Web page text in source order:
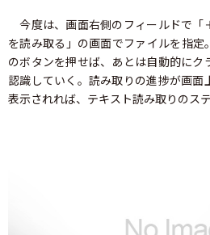
今度は、画面右側のフィールドで「
を読み取る」の画面でファイルを指定
のボタンを押せば、あとは自動的に
認識していく。読み取りの進捗が画面
表示されれば、テキスト読み取りのス